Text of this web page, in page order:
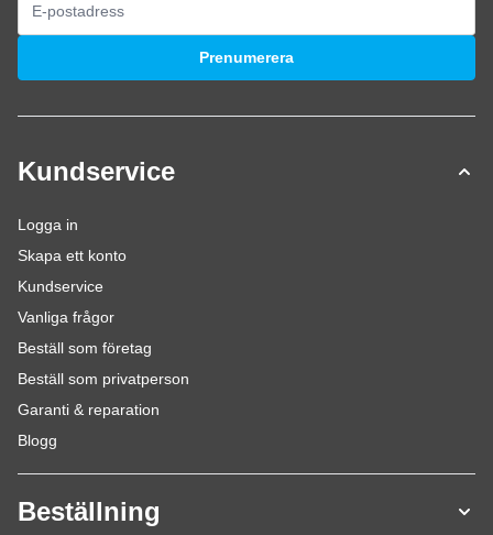
E-postadress
Prenumerera
Kundservice
Logga in
Skapa ett konto
Kundservice
Vanliga frågor
Beställ som företag
Beställ som privatperson
Garanti & reparation
Blogg
Beställning